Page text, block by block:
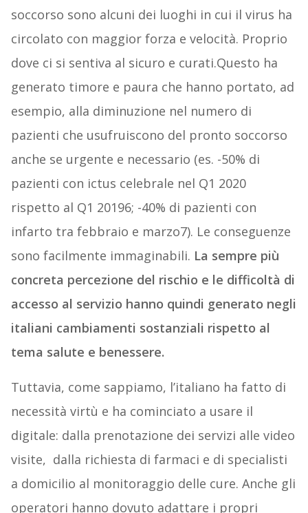
soccorso sono alcuni dei luoghi in cui il virus ha
circolato con maggior forza e velocità. Proprio
dove ci si sentiva al sicuro e curati.Questo ha
generato timore e paura che hanno portato, ad
esempio, alla diminuzione nel numero di
pazienti che usufruiscono del pronto soccorso
anche se urgente e necessario (es. -50% di
pazienti con ictus celebrale nel Q1 2020
rispetto al Q1 20196; -40% di pazienti con
infarto tra febbraio e marzo7). Le conseguenze
sono facilmente immaginabili. La sempre più
concreta percezione del rischio e le difficoltà di
accesso al servizio hanno quindi generato negli
italiani cambiamenti sostanziali rispetto al
tema salute e benessere.
Tuttavia, come sappiamo, l’italiano ha fatto di
necessità virtù e ha cominciato a usare il
digitale: dalla prenotazione dei servizi alle video
visite, dalla richiesta di farmaci e di specialisti
a domicilio al monitoraggio delle cure. Anche gli
operatori hanno dovuto adattare i propri